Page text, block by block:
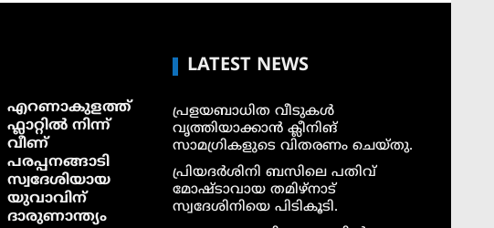
എറണാകുളത്ത്
ഫ്ലാറ്റിൽ നിന്ന്
വീണ്
പരപ്പനങ്ങാടി
സ്വദേശിയായ
യുവാവിന്
ദാരുണാന്ത്യം
LATEST NEWS
പ്രളയബാധിത വീടുകൾ
വൃത്തിയാക്കാൻ ക്ലീനിങ്
സാമഗ്രികളുടെ വിതരണം ചെയ്തു.
പ്രിയദർശിനി ബസിലെ പതിവ്
മോഷ്ടാവായ തമിഴ്നാട്
സ്വദേശിനിയെ പിടികൂടി.